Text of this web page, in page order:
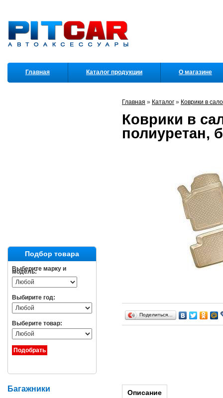
Главная » Каталог » Коврики в
Коврики в
полиуретан,
Поделиться…
Описание
Главная Каталог продукции О магазине
Подбор товара
Выберите марку и
модель:
Выбирите год:
Выберите товар:
Багажники